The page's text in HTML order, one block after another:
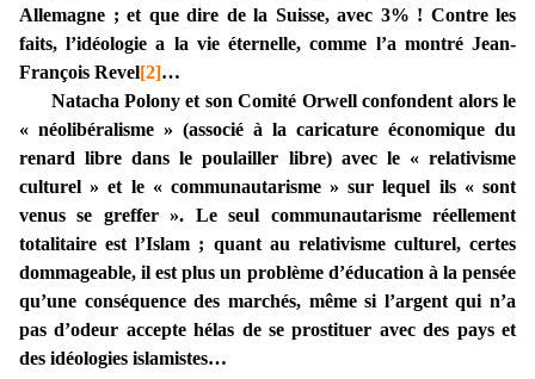
Allemagne ; et que dire de la Suisse, avec 3% ! Contre les
faits, l’idéologie a la vie éternelle, comme l’a montré Jean-
François Revel[2]…
Natacha Polony et son Comité Orwell confondent alors le
« néolibéralisme » (associé à la caricature économique du
renard libre dans le poulailler libre) avec le « relativisme
culturel » et le « communautarisme » sur lequel ils « sont
venus se greffer ». Le seul communautarisme réellement
totalitaire est l’Islam ; quant au relativisme culturel, certes
dommageable, il est plus un problème d’éducation à la pensée
qu’une conséquence des marchés, même si l’argent qui n’a
pas d’odeur accepte hélas de se prostituer avec des pays et
des idéologies islamistes…